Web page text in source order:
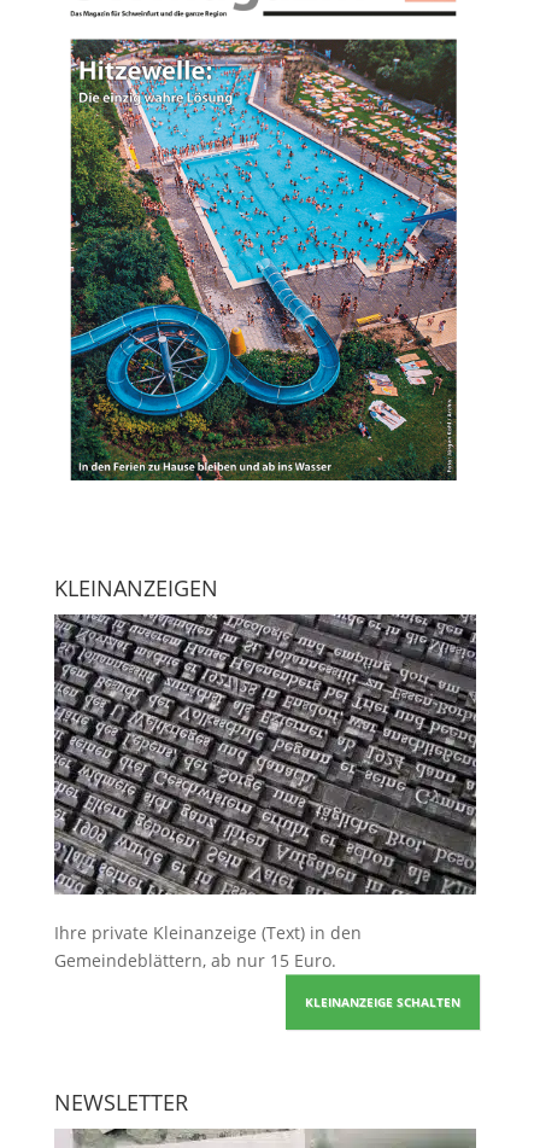
KLEINANZEIGEN
Ihre private Kleinanzeige (Text) in den
Gemeindeblättern, ab nur 15 Euro.
KLEINANZEIGE SCHALTEN
NEWSLETTER